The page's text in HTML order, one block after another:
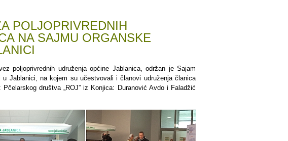
POLJOPRIVREDNIH
NA SAJMU ORGANSKE
poljoprivrednih udruženja općine Jablanica, održan je Sajam
u Jablanici, na kojem su učestvovali i članovi udruženja članica
društva „ROJ” iz Konjica: Duranović Avdo i Faladžić